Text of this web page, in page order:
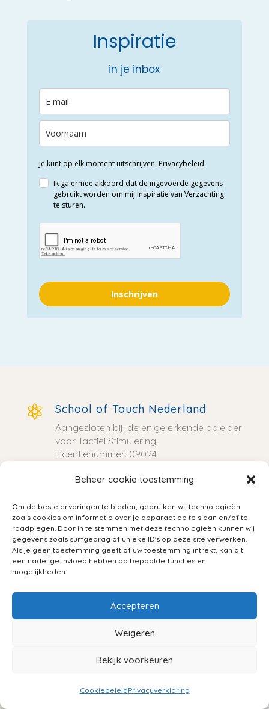
Beheer cookie toestemming
Om de beste ervaringen te bieden, gebruiken wij technologieën
zoals cookies om informatie over je apparaat op te slaan en/of te
raadplegen. Door in te stemmen met deze technologieën kunnen wij
gegevens zoals surfgedrag of unieke ID's op deze site verwerken.
Als je geen toestemming geeft of uw toestemming intrekt, kan dit
een nadelige invloed hebben op bepaalde functies en
mogelijkheden.
Accepteren
Weigeren
Bekijk voorkeuren
CookiebeleidPrivacyverklaring
Inspiratie
in je inbox
Je kunt op elk moment uitschrijven. Privacybeleid
Ik ga ermee akkoord dat de ingevoerde gegevens
gebruikt worden om mij inspiratie van Verzachting
te sturen.
Inschrijven
 School of Touch Nederland
Aangesloten bij; de enige erkende opleider
voor Tactiel Stimulering.
Licentienummer: 09024
Sirius Academy
Coaching, communicatie & psychologie:
Master Business Communicatie &
Psychologie
 Massage bij Kanker
Aangesloten bij het landelijk netwerk
Massage bij Kanker.
Deze opleiding is internationaal
geaccrediteerd door de Society for
Psycho- Sociale en Medische Basiskennis